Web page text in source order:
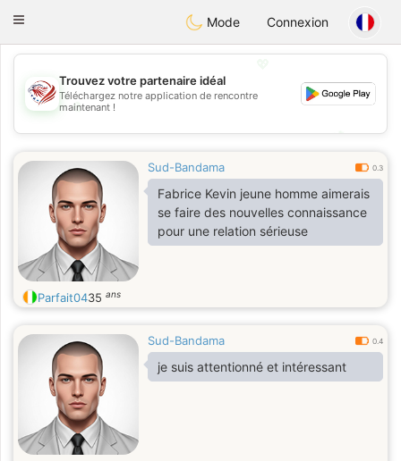
StatesDating
Toggle
Mode Connexion
💖
💕
Trouvez votre partenaire idéal
Téléchargez notre application de rencontre
maintenant !
Sud-Bandama 0.3
Fabrice Kevin jeune homme aimerais
se faire des nouvelles connaissance
pour une relation sérieuse
Parfait0435 ans
Sud-Bandama 0.4
je suis attentionné et intéressant